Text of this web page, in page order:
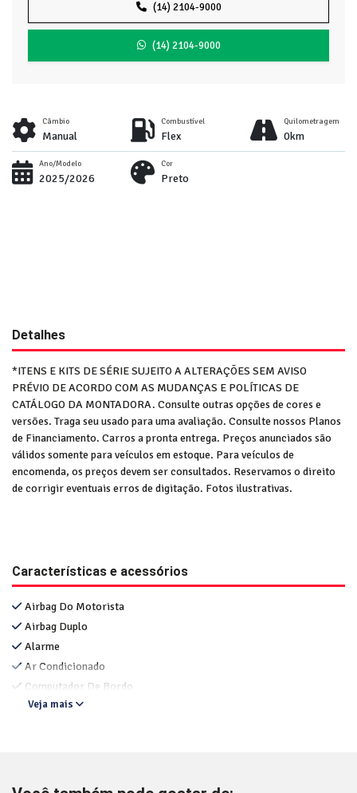
(14) 2104-9000
(14) 2104-9000
Câmbio
Manual
Combustível
Flex
Quilometragem
0km
Ano/Modelo
2025/2026
Cor
Preto
Detalhes
*ITENS E KITS DE SÉRIE SUJEITO A ALTERAÇÕES SEM AVISO
PRÉVIO DE ACORDO COM AS MUDANÇAS E POLÍTICAS DE
CATÁLOGO DA MONTADORA. Consulte outras opções de cores e
versões. Traga seu usado para uma avaliação. Consulte nossos Planos
de Financiamento. Carros a pronta entrega. Preços anunciados são
válidos somente para veículos em estoque. Para veículos de
encomenda, os preços devem ser consultados. Reservamos o direito
de corrigir eventuais erros de digitação. Fotos ilustrativas.
Características e acessórios
Airbag Do Motorista
Airbag Duplo
Alarme
Ar Condicionado
Computador De Bordo
Veja mais